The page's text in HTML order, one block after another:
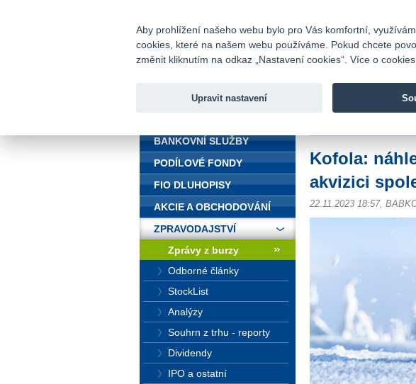
Fio banka
Fio
Kofola:
akvizici
22.11.2023 18:57,
BANKOVNÍ SLUŽBY
PODÍLOVÉ FONDY
FIO DLUHOPISY
AKCIE A OBCHODOVÁNÍ
ZPRAVODAJSTVÍ
Zprávy z burzy
Odborné články
StockList
Analýzy
Souhrn z trhu - reporty
Dividendy
IPO a ostatní
Aby prohlížení našeho webu bylo pro Vás komfortní,
cookies, které na našem webu používáme. Pokud chcete
změnit kliknutím na odkaz „Nastavení cookies“. Více o
Upravit nastavení